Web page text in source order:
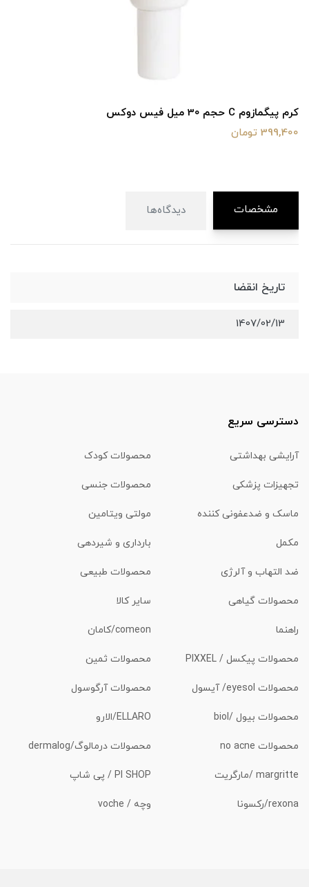
کرم پیگمازوم C حجم 30 میل فیس دوکس
399,400 تومان
مشخصات دیدگاه‌ها
تاریخ انقضا
1407/02/13
دسترسی سریع
آرایشی بهداشتی محصولات کودک
تجهیزات پزشکی محصولات جنسی
ماسک و ضدعفونی کننده مولتی ویتامین
مکمل بارداری و شیردهی
ضد التهاب و آلرژی محصولات طبیعی
محصولات گیاهی سایر کالا
راهنما comeon/کامان
محصولات پیکسل / PIXXEL محصولات ثمین
محصولات eyesol/ آیسول محصولات آرگوسول
محصولات بیول /biol ELLARO/الارو
محصولات no acne محصولات درمالوگ/dermalog
margritte /مارگریت PI SHOP / پی شاپ
rexona/رکسونا وچه / voche